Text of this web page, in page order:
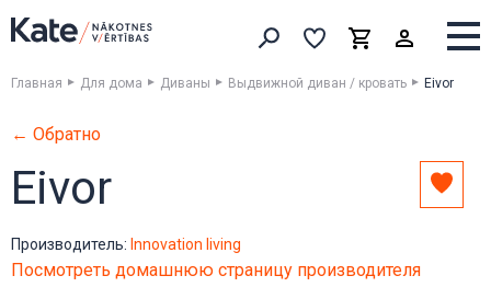
Искать товары
ВыборкаКорзинаВыборка
Главная Для дома Диваны Выдвижной диван / кровать Eivor
← Обратно
Eivor
Производитель: Innovation living
Посмотреть домашнюю страницу производителя